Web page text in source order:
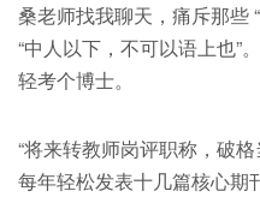
桑老师找我聊天，痛斥那些
“中人以下，不可以语上也”
轻考个博士。
“将来转教师岗评职称，破格
每年轻松发表十几篇核心期